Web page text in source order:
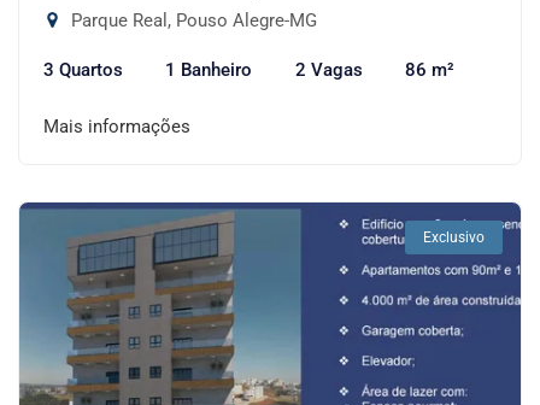
Parque Real, Pouso Alegre-MG
3 Quartos 1 Banheiro 2 Vagas 86 m²
Mais informações
Exclusivo